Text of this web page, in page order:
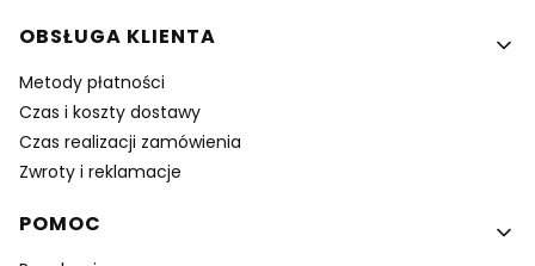
OBSŁUGA KLIENTA
Metody płatności
Czas i koszty dostawy
Czas realizacji zamówienia
Zwroty i reklamacje
POMOC